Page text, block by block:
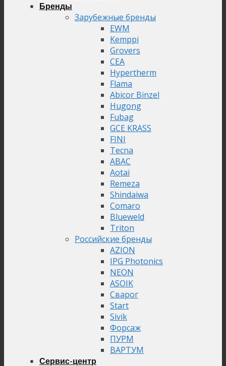
Бренды
Зарубежные бренды
EWM
Kemppi
Grovers
CEA
Hypertherm
Flama
Abicor Binzel
Hugong
Fubag
GCE KRASS
FINI
Tecna
ABAC
Aotai
Remeza
Shindaiwa
Comaro
Blueweld
Triton
Российские бренды
AZION
IPG Photonics
NEON
ASOIK
Сварог
Start
Sivik
Форсаж
ПУРМ
ВАРТУМ
Сервис-центр